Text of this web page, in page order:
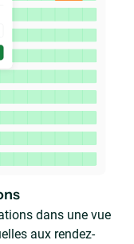
dans une vue
aux rendez-